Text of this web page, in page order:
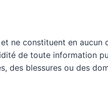
ne constituent en aucun
de toute information
des blessures ou des